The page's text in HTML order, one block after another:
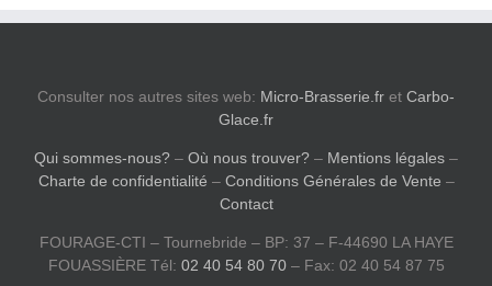
Consulter nos autres sites web: Micro-Brasserie.fr et Carbo-
Glace.fr
Qui sommes-nous? – Où nous trouver? – Mentions légales –
Charte de confidentialité – Conditions Générales de Vente –
Contact
FOURAGE-CTI – Tournebride – BP: 37 – F-44690 LA HAYE
FOUASSIÈRE Tél: 02 40 54 80 70– Fax: 02 40 54 87 75